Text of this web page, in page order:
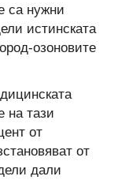
са нужни
истинската
озоновите
на тази
от
от
дали